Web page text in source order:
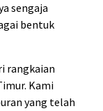
sengaja
bentuk
rangkaian
Kami
yang telah